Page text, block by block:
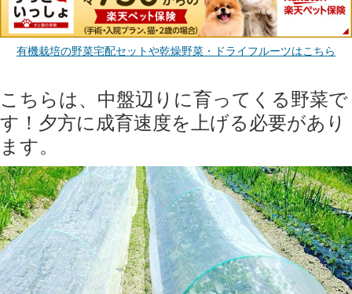
有機栽培の野菜宅配セットや乾燥野菜・ドライフルーツはこちら
こちらは、中盤辺りに育ってくる野菜で
す！夕方に成育速度を上げる必要があり
ます。